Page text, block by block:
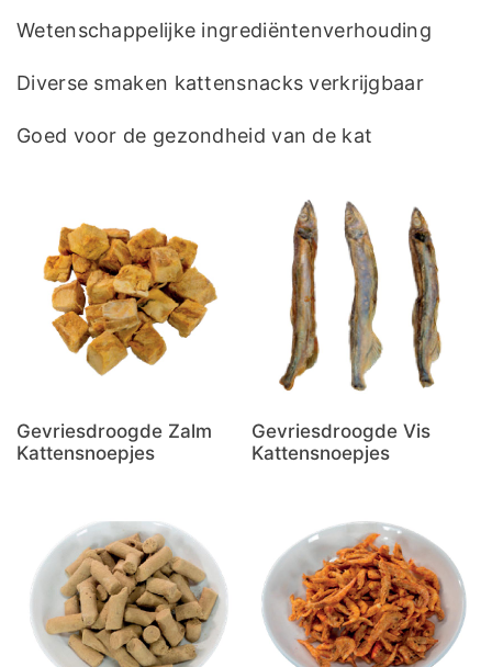
Wetenschappelijke ingrediëntenverhouding
Diverse smaken kattensnacks verkrijgbaar
Goed voor de gezondheid van de kat
Gevriesdroogde Zalm
Kattensnoepjes
Gevriesdroogde Vis
Kattensnoepjes